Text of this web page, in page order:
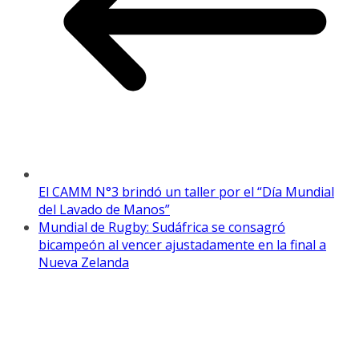
El CAMM N°3 brindó un taller por el “Día Mundial
del Lavado de Manos”
Mundial de Rugby: Sudáfrica se consagró
bicampeón al vencer ajustadamente en la final a
Nueva Zelanda